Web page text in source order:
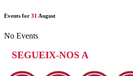
Events for 31 August
No Events
SEGUEIX-NOS A